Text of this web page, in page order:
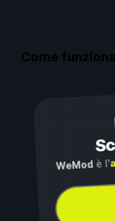
Come
WeMod è l'